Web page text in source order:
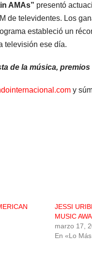
AMAs” presentó
de televidentes. Los
estableció un
televisión ese día.
de la música,
y
JESSI
MUSIC
marzo 17,
En «Lo